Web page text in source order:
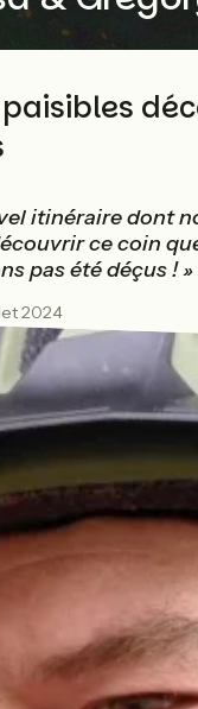
itinéraire dont
ce coin
pas été déçus ! »
2024